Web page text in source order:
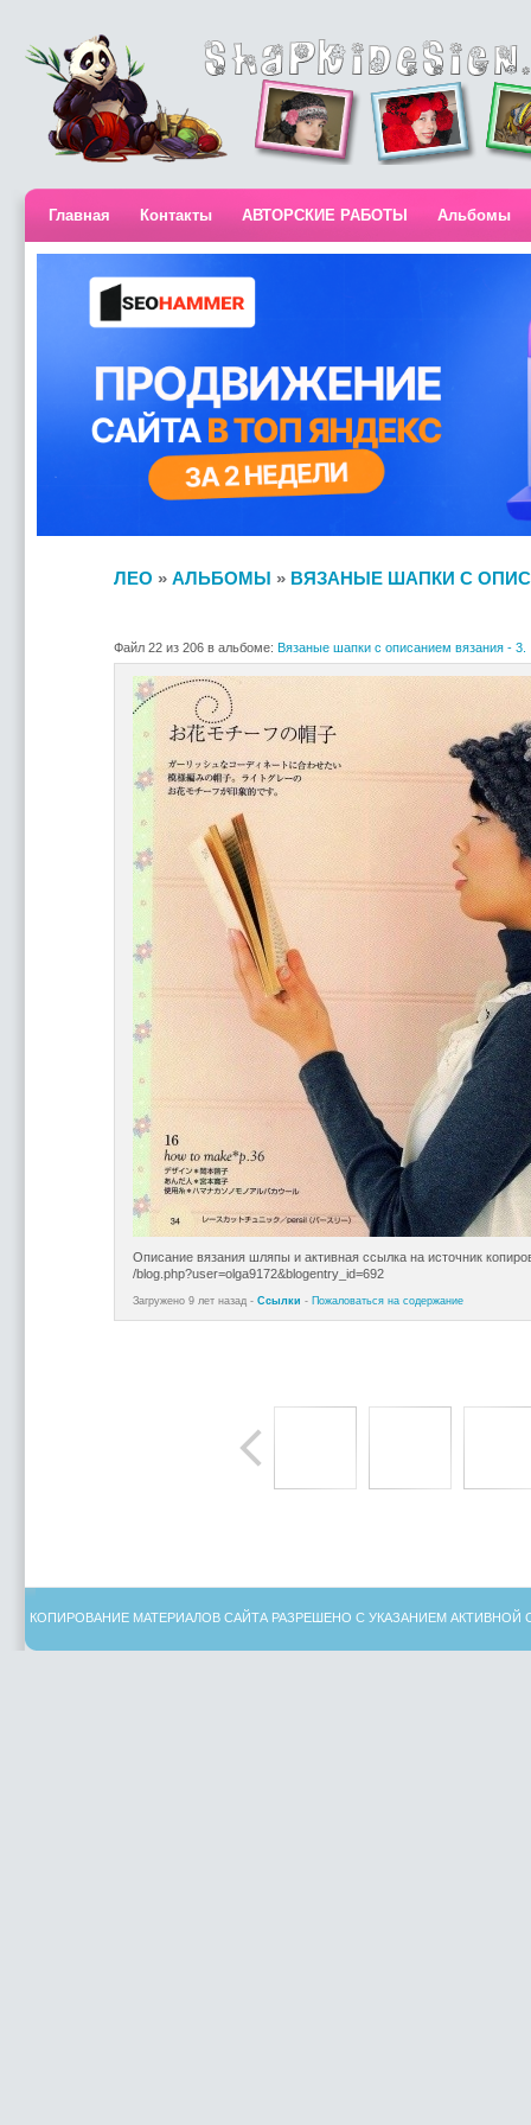
Главная Контакты АВТОРСКИЕ РАБОТЫ Альбомы
ЛЕО » АЛЬБОМЫ » ВЯЗАНЫЕ ШАПКИ С
Файл 22 из 206 в альбоме: Вязаные шапки с описанием вязания - 3.
Описание вязания шляпы и активная ссылка на источник
/blog.php?user=olga9172&blogentry_id=692
Загружено 9 лет назад - Ссылки - Пожаловаться на содержание
КОПИРОВАНИЕ МАТЕРИАЛОВ САЙТА РАЗРЕШЕНО С УКАЗАНИЕМ АКТИВНОЙ